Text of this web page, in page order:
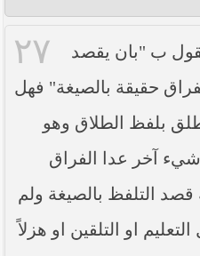
٢٧
ب "بان يقصد
حقيقة بالصيغة" فهل
بلفظ الطلاق وهو
آخر عدا الفراق
قصد التلفظ بالصيغة ولم
او التلقين او هزلاً